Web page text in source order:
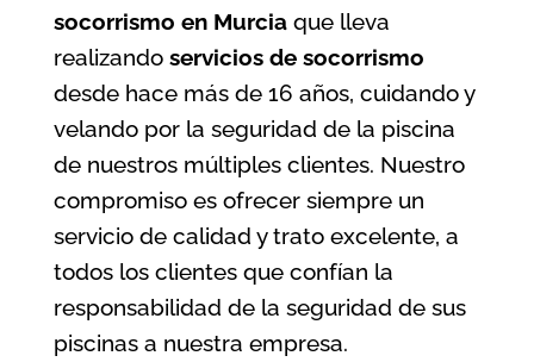
socorrismo en Murciaque lleva
realizando servicios de socorrismo
desde hace más de 16 años, cuidando y
velando por la seguridad de la piscina
de nuestros múltiples clientes. Nuestro
compromiso es ofrecer siempre un
servicio de calidad y trato excelente, a
todos los clientes que confían la
responsabilidad de la seguridad de sus
piscinas a nuestra empresa.